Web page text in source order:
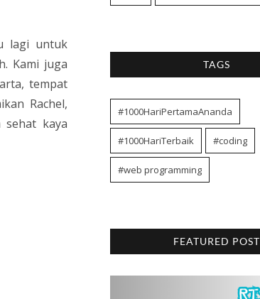
lagi untuk
Kami juga
tempat
Rachel,
sehat kaya
TAGS
#1000HariPertamaAnanda
#1000HariTerbaik #coding
#web programming
FEATURED POST